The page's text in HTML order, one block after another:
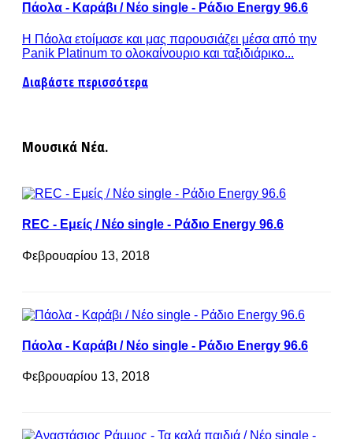
Πάολα - Καράβι / Νέο single - Ράδιο Energy 96.6
Η Πάολα ετοίμασε και μας παρουσιάζει μέσα από την
Panik Platinum το ολοκαίνουριο και ταξιδιάρικο...
Διαβάστε περισσότερα
Μουσικά Νέα.
REC - Εμείς / Νέο single - Ράδιο Energy 96.6
Φεβρουαρίου 13, 2018
Πάολα - Καράβι / Νέο single - Ράδιο Energy 96.6
Φεβρουαρίου 13, 2018